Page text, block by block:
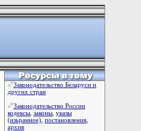
Законодательство Беларуси и
других стран
Законодательство России
кодексы законы указы
(изьранное) постановления
архив